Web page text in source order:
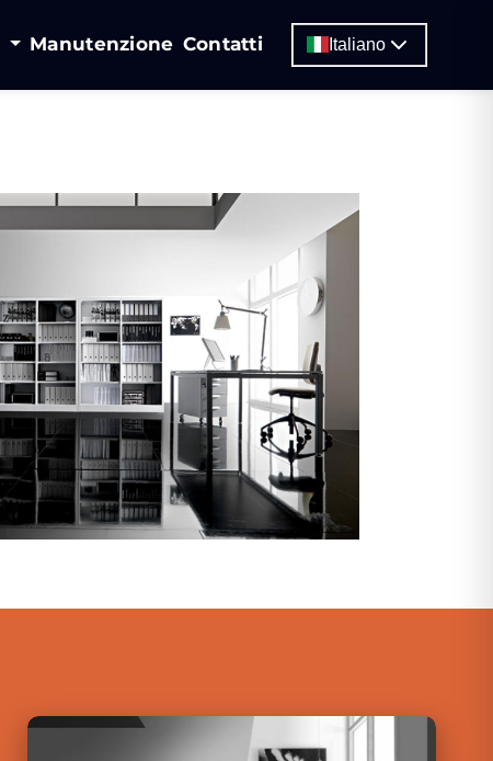
Manutenzione Contatti Italiano